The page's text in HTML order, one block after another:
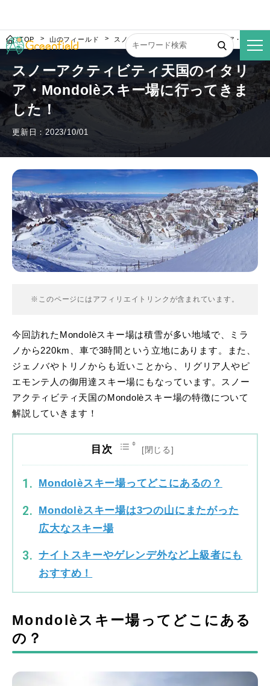
TOP 山のフィールド スノーアクティビティ天国のイタリア・
スノーアクティビティ天国のイタリ
ア・Mondolèスキー場に行ってきま
した！
更新日：2023/10/01
※このページにはアフィリエイトリンクが含まれています。
今回訪れたMondolèスキー場は積雪が多い地域で、ミラ
ノから220km、車で3時間という立地にあります。また、
ジェノバやトリノからも近いことから、リグリア人やピ
エモンテ人の御用達スキー場にもなっています。スノー
アクティビティ天国のMondolèスキー場の特徴について
解説していきます！
目次
Mondolèスキー場ってどこにあるの？
Mondolèスキー場は3つの山にまたがった
広大なスキー場
ナイトスキーやゲレンデ外など上級者にも
おすすめ！
Mondolèスキー場ってどこにある
の？